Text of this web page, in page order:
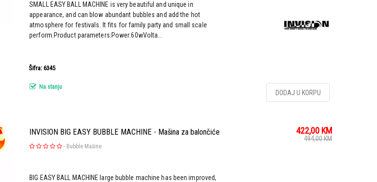
SMALL EASY BALL MACHINE is very beautiful and unique in
appearance, and can blow abundant bubbles and add the hot
atmosphere for festivals. It fits for family party and small scale
perform.Product parameters:Power:60wVolta...
Šifra: 6345
Na stanju
DODAJ U KORPU
INVISION BIG EASY BUBBLE MACHINE - Mašina za balončiće
- Bubble Mašine
422,00 KM
494,00KM
BIG EASY BALL MACHINE large bubble machine has been improved,